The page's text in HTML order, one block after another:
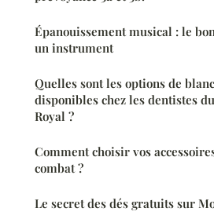
Épanouissement musical : le
un instrument
Quelles sont les options de
disponibles chez les dentistes
Royal ?
Comment choisir vos
combat ?
Le secret des dés gratuits sur